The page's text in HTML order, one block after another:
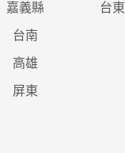
嘉義縣 台東
台南
高雄
屏東